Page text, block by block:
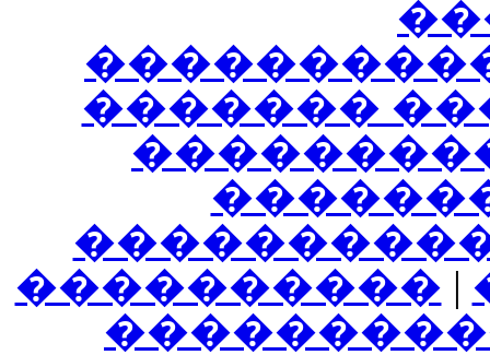
�������
���������� |